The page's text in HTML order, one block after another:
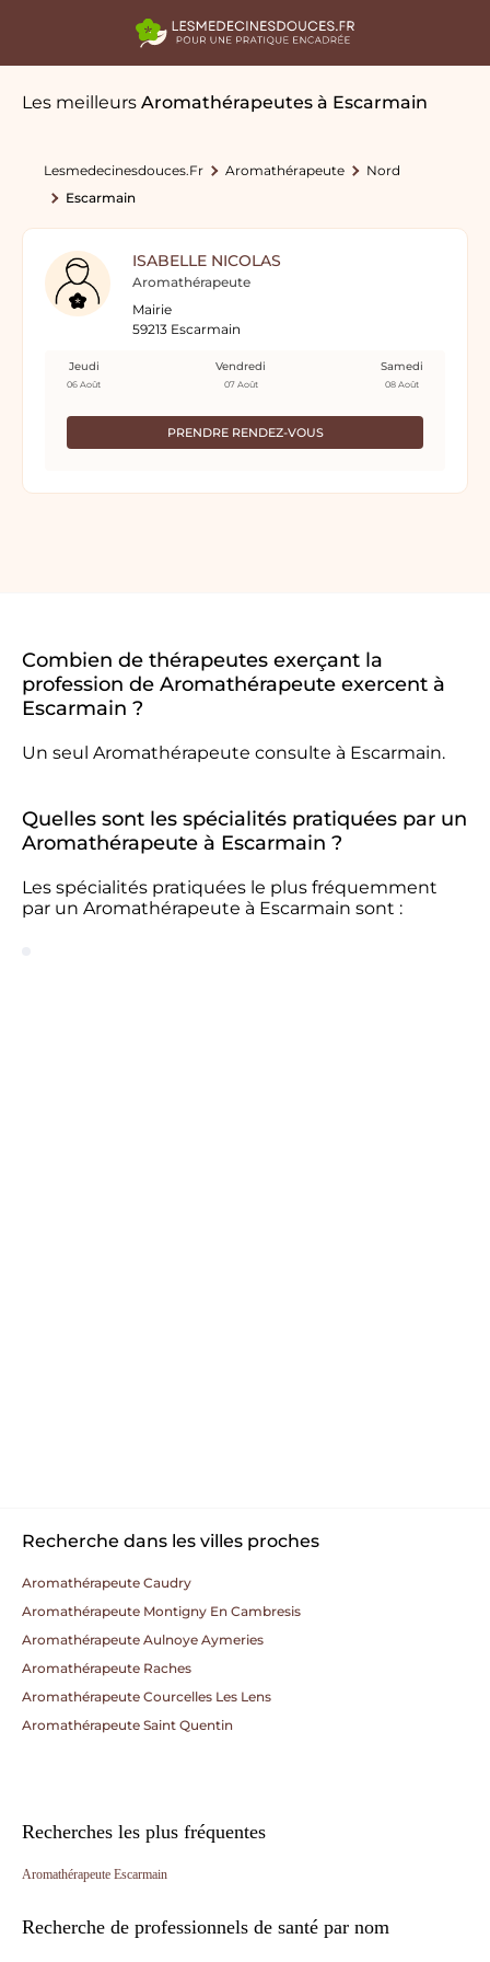
Les meilleurs Aromathérapeutes à Escarmain
Lesmedecinesdouces.fr Aromathérapeute
Nord
Escarmain
ISABELLE NICOLAS
Aromathérapeute
Mairie
59213 Escarmain
PRENDRE RENDEZ-VOUS
Jeudi
06 Août
Vendredi
07 Août
Samedi
08 Août
Combien de thérapeutes exerçant la
profession de Aromathérapeute exercent à
Escarmain ?
Un seul Aromathérapeute consulte à Escarmain.
Quelles sont les spécialités pratiquées par un
Aromathérapeute à Escarmain ?
Les spécialités pratiquées le plus fréquemment
par un Aromathérapeute à Escarmain sont :
Recherche dans les villes proches
Aromathérapeute Caudry
Aromathérapeute Montigny En Cambresis
Aromathérapeute Aulnoye Aymeries
Aromathérapeute Raches
Aromathérapeute Courcelles Les Lens
Aromathérapeute Saint Quentin
Recherches les plus fréquentes
Aromathérapeute Escarmain
Recherche de professionnels de santé par nom